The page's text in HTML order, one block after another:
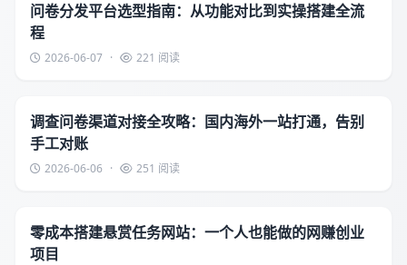
问卷分发平台选型指南：从功能对比到实操搭建全流
程
2026-06-07 · 221 阅读
调查问卷渠道对接全攻略：国内海外一站打通，告别
手工对账
2026-06-06 · 251 阅读
零成本搭建悬赏任务网站：一个人也能做的网赚创业
项目